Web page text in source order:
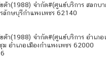
ต้า(1988) จำกัด#(ศูนย์บริการ สลกบา
ลักษบุรีกำแพงเพชร 62140
ต้า(1988) จำกัด#(ศูนย์บริการ อำเภ
ำเภอเมืองกำแพงเพชร 62000